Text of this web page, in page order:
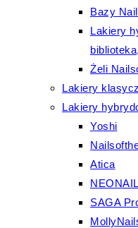
Bazy
Lakiery
Żeli
Lakiery
Lakiery
Yoshi
Atica
NEONAIL
SAGA